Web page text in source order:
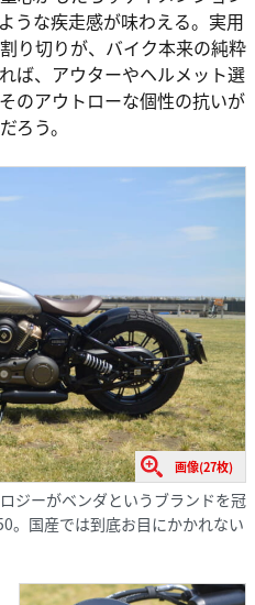
うな疾走感が味わえる。実用
り切りが、バイク本来の純粋
ば、アウターやヘルメット選
のアウトローな個性の抗いが
ろう。
画像(27枚)
ジーがベンダというブランドを冠
。国産では到底お目にかかれない